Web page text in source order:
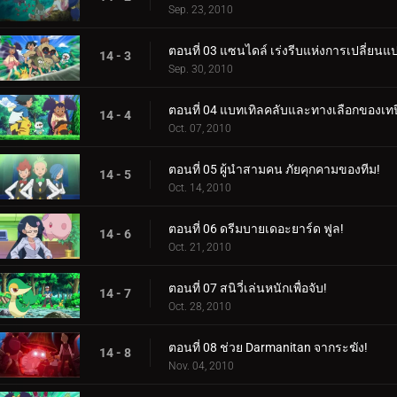
Sep. 23, 2010
14 - 3 ตอนที่ 03 แซนไดล์ เร่งรีบแห่งการเปลี่ยนแ
Sep. 30, 2010
14 - 4 ตอนที่ 04 แบทเทิลคลับและทางเลือกของเท
Oct. 07, 2010
14 - 5 ตอนที่ 05 ผู้นำสามคน ภัยคุกคามของทีม!
Oct. 14, 2010
14 - 6 ตอนที่ 06 ดรีมบายเดอะยาร์ด ฟูล!
Oct. 21, 2010
14 - 7 ตอนที่ 07 สนิวี่เล่นหนักเพื่อจับ!
Oct. 28, 2010
14 - 8 ตอนที่ 08 ช่วย Darmanitan จากระฆัง!
Nov. 04, 2010